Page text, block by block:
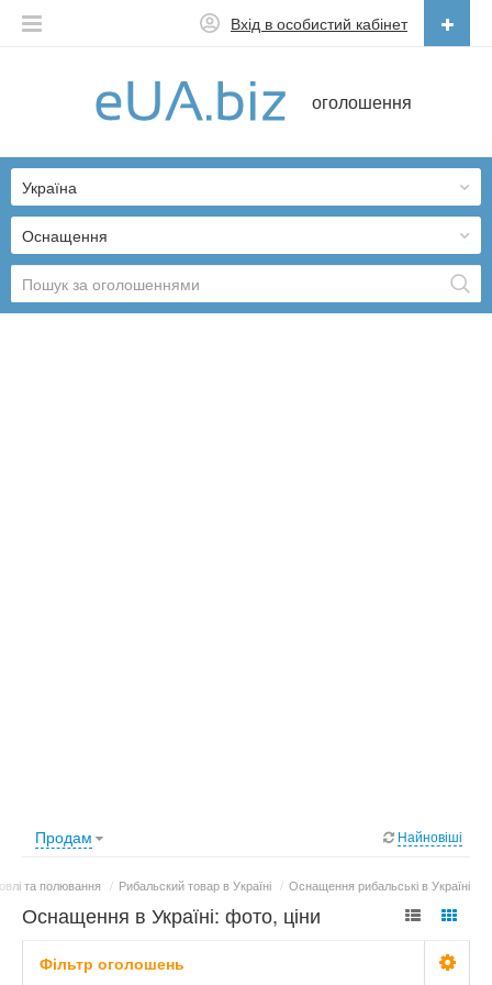
оголошення
Вхід в особистий кабінет
Українська
Оснащення
Україна
Продам Найновіші
та полювання / Рибальский товар в Україні / Оснащення рибальські в Україні
Оснащення в Україні: фото, ціни
Фільтр оголошень